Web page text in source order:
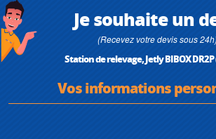
Je souhaite un
(Recevez votre devis sous
Station de relevage, Jetly BIBOX
Vos informations